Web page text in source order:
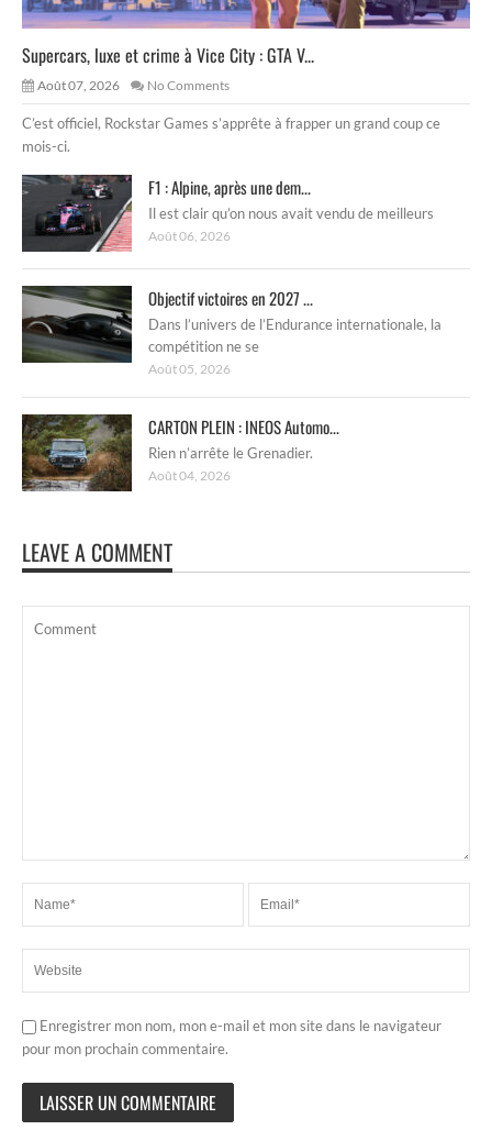
Supercars, luxe et crime à Vice City : GTA V...
Août 07, 2026 No Comments
C’est officiel, Rockstar Games s’apprête à frapper un grand coup ce
mois-ci.
F1 : Alpine, après une dem...
Il est clair qu’on nous avait vendu de meilleurs
Août 06, 2026
Objectif victoires en 2027 ...
Dans l’univers de l’Endurance internationale, la
compétition ne se
Août 05, 2026
CARTON PLEIN : INEOS Automo...
Rien n’arrête le Grenadier.
Août 04, 2026
LEAVE A COMMENT
Enregistrer mon nom, mon e-mail et mon site dans le navigateur
pour mon prochain commentaire.